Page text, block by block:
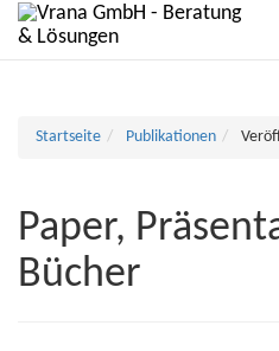
Startseite Publikationen
Paper,
Bücher